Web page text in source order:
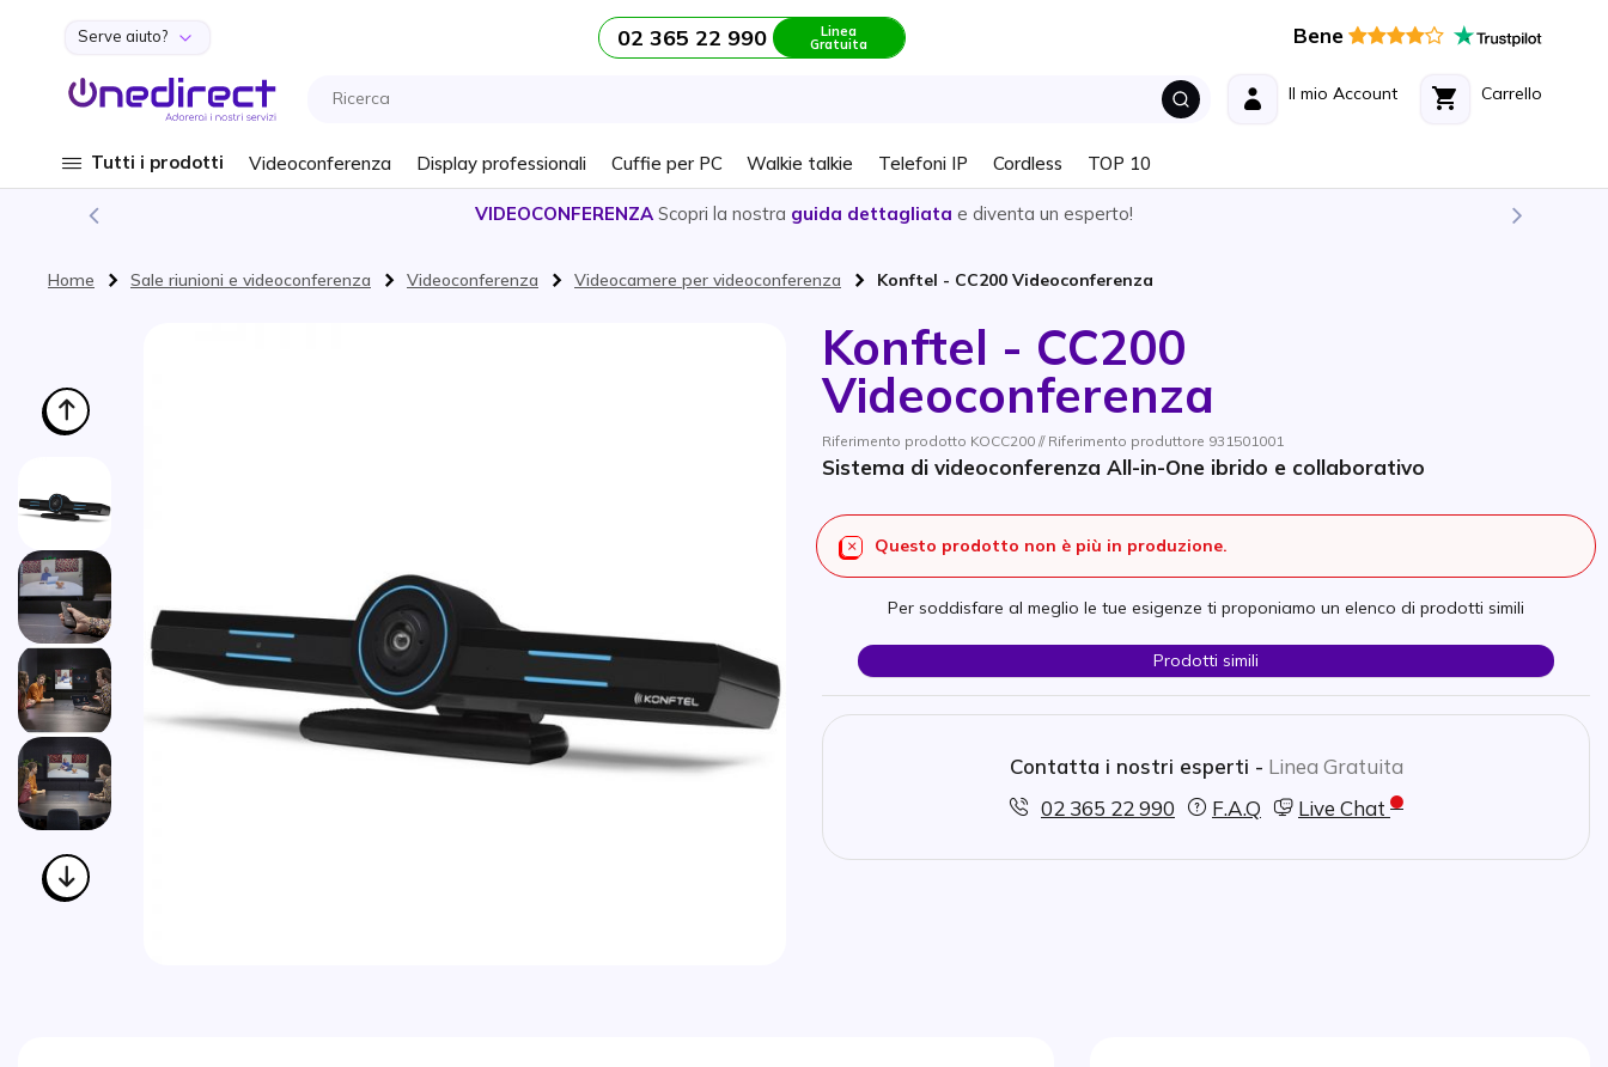
Salta al contenuto
Serve aiuto? 02 365 22 990 Linea
Gratuita Bene
Carrello
Il mio Account
Tutti i prodotti Videoconferenza Display professionali Cuffie per PC Walkie talkie Telefoni IP Cordless TOP 10
VIDEOCONFERENZA Scopri la nostra guida dettagliata e diventa un esperto!
Home Sale riunioni e videoconferenza Videoconferenza Videocamere per videoconferenza Konftel - CC200 Videoconferenza
Konftel - CC200
Videoconferenza
Riferimento prodotto KOCC200 // Riferimento produttore 931501001
Sistema di videoconferenza All-in-One ibrido e collaborativo
Questo prodotto non è più in produzione.
Per soddisfare al meglio le tue esigenze ti proponiamo un elenco di prodotti simili
Prodotti simili
Contatta i nostri esperti - Linea Gratuita
02 365 22 990
F.A.Q Live Chat